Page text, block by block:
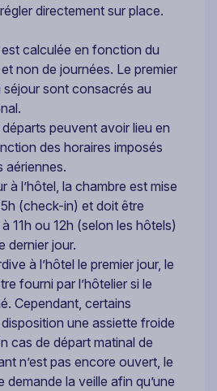
directement sur place.
calculée en fonction du
non de journées. Le premier
séjour sont consacrés au
peuvent avoir lieu en
des horaires imposés
aériennes.
à l’hôtel, la chambre est mise
(check-in) et doit être
11h ou 12h (selon les hôtels)
dernier jour.
à l’hôtel le premier jour, le
fourni par l’hôtelier si le
Cependant, certains
une assiette froide
cas de départ matinal de
n’est pas encore ouvert, le
la veille afin qu’une